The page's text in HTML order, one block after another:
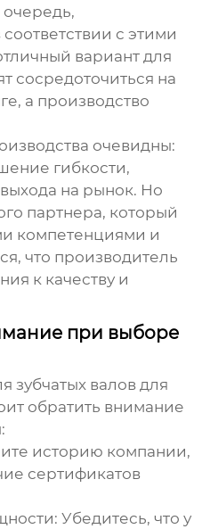
с этими
вариант для
сосредоточиться на
а производство
очевидны:
гибкости,
на рынок. Но
партнера, который
компетенциями и
что производитель
к качеству и
при выборе
зубчатых валов для
обратить внимание
историю компании,
сертификатов
: Убедитесь, что у